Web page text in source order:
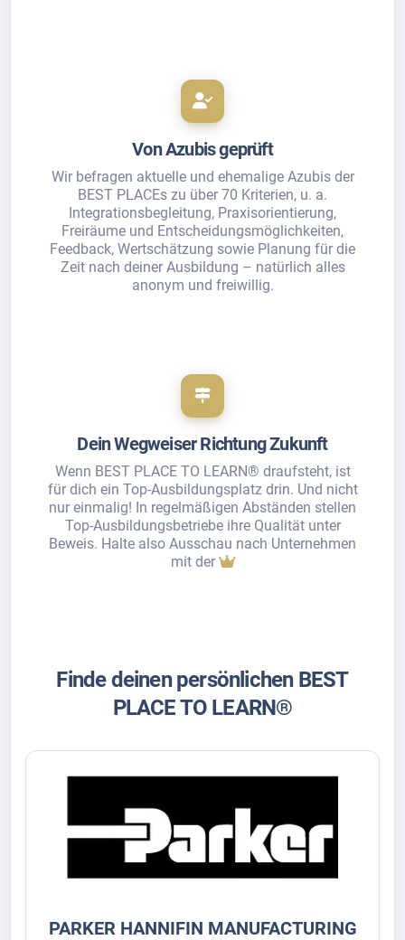
Von Azubis geprüft
Wir befragen aktuelle und ehemalige Azubis der
BEST PLACEs zu über 70 Kriterien, u. a.
Integrationsbegleitung, Praxisorientierung,
Freiräume und Entscheidungsmöglichkeiten,
Feedback, Wertschätzung sowie Planung für die
Zeit nach deiner Ausbildung – natürlich alles
anonym und freiwillig.
Dein Wegweiser Richtung Zukunft
Wenn BEST PLACE TO LEARN® draufsteht, ist
für dich ein Top-Ausbildungsplatz drin. Und nicht
nur einmalig! In regelmäßigen Abständen stellen
Top-Ausbildungsbetriebe ihre Qualität unter
Beweis. Halte also Ausschau nach Unternehmen
mit der
Finde deinen persönlichen BEST
PLACE TO LEARN®
PARKER HANNIFIN MANUFACTURING